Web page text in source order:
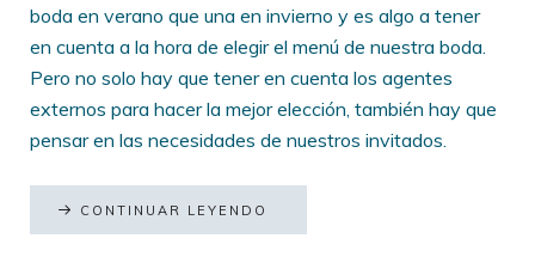
boda en verano que una en invierno y es algo a tener
en cuenta a la hora de elegir el menú de nuestra boda.
Pero no solo hay que tener en cuenta los agentes
externos para hacer la mejor elección, también hay que
pensar en las necesidades de nuestros invitados.
CONTINUAR LEYENDO